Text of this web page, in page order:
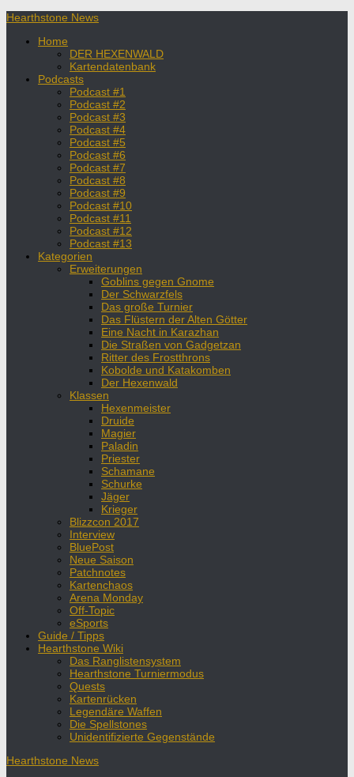
Hearthstone News
Home
DER HEXENWALD
Kartendatenbank
Podcasts
Podcast #1
Podcast #2
Podcast #3
Podcast #4
Podcast #5
Podcast #6
Podcast #7
Podcast #8
Podcast #9
Podcast #10
Podcast #11
Podcast #12
Podcast #13
Kategorien
Erweiterungen
Goblins gegen Gnome
Der Schwarzfels
Das große Turnier
Das Flüstern der Alten Götter
Eine Nacht in Karazhan
Die Straßen von Gadgetzan
Ritter des Frostthrons
Kobolde und Katakomben
Der Hexenwald
Klassen
Hexenmeister
Druide
Magier
Paladin
Priester
Schamane
Schurke
Jäger
Krieger
Blizzcon 2017
Interview
BluePost
Neue Saison
Patchnotes
Kartenchaos
Arena Monday
Off-Topic
eSports
Guide / Tipps
Hearthstone Wiki
Das Ranglistensystem
Hearthstone Turniermodus
Quests
Kartenrücken
Legendäre Waffen
Die Spellstones
Unidentifizierte Gegenstände
Hearthstone News